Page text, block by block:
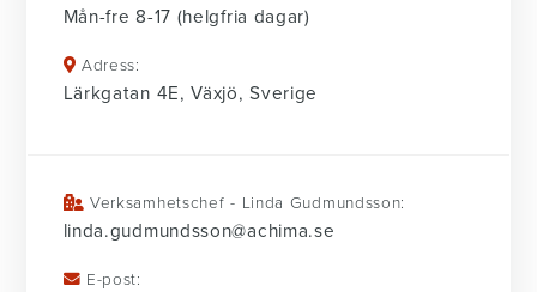
Mån-fre 8-17 (helgfria dagar)
Adress:
Lärkgatan 4E, Växjö, Sverige
Verksamhetschef - Linda Gudmundsson:
linda.gudmundsson@achima.se
E-post: